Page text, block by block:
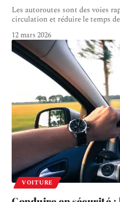
Les autoroutes sont des voies
circulation et réduire le temps
12 mars 2026
VOITURE